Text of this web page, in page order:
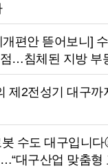
편안 뜯어보니]
…침체된 지방 부
제2전성기 대구까
봇 수도 대구입니
대구산업 맞춤형